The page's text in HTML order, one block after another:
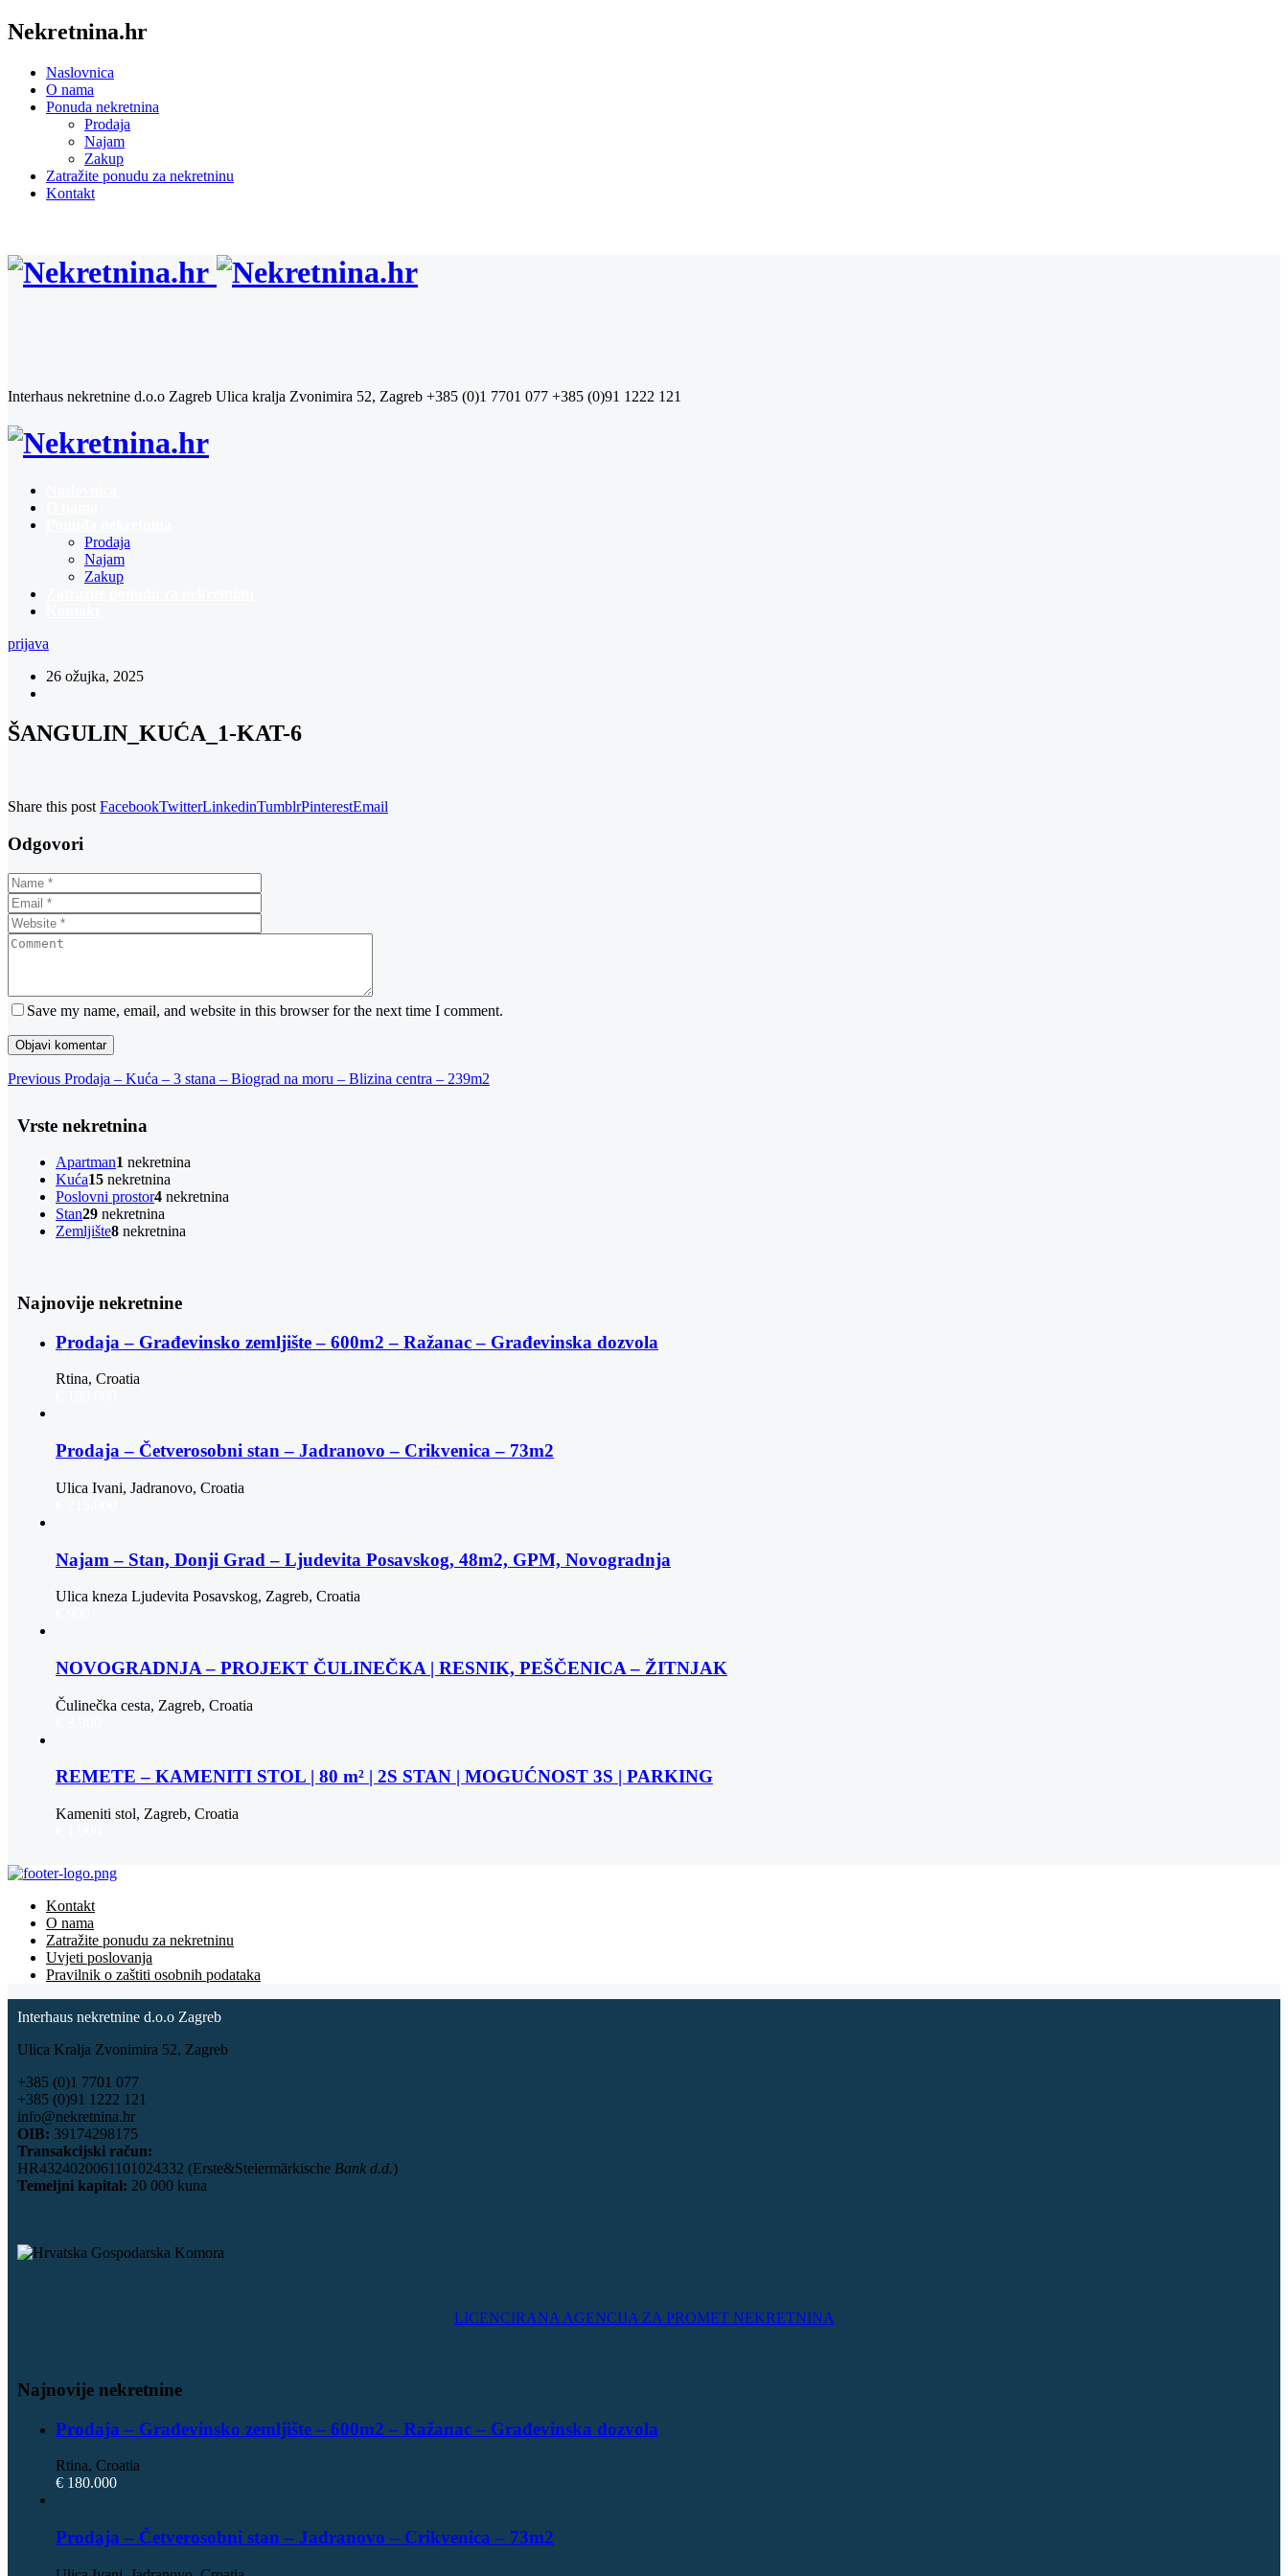
Nekretnina.hr
Naslovnica
O nama
Ponuda nekretnina
Prodaja
Najam
Zakup
Zatražite ponudu za nekretninu
Kontakt
Interhaus nekretnine d.o.o Zagreb Ulica kralja Zvonimira 52, Zagreb +385 (0)1 7701 077 +385 (0)91 1222 121
Prodaja
Najam
Zakup
prijava
26 ožujka, 2025
ŠANGULIN_KUĆA_1-KAT-6
Share this post FacebookTwitterLinkedinTumblrPinterestEmail
Odgovori
Save my name, email, and website in this browser for the next time I comment.
Navigacija
Previous
Previous Prodaja – Kuća – 3 stana – Biograd na moru – Blizina centra – 239m2
Vrste nekretnina
Apartman1 nekretnina
Kuća15 nekretnina
Poslovni prostor4 nekretnina
Stan29 nekretnina
Zemljište8 nekretnina
Najnovije nekretnine
Prodaja – Građevinsko zemljište – 600m2 – Ražanac – Građevinska dozvola
Rtina, Croatia
Prodaja – Četverosobni stan – Jadranovo – Crikvenica – 73m2
Ulica Ivani, Jadranovo, Croatia
Najam – Stan, Donji Grad – Ljudevita Posavskog, 48m2, GPM, Novogradnja
Ulica kneza Ljudevita Posavskog, Zagreb, Croatia
NOVOGRADNJA – PROJEKT ČULINEČKA | RESNIK, PEŠČENICA – ŽITNJAK
Čulinečka cesta, Zagreb, Croatia
REMETE – KAMENITI STOL | 80 m² | 2S STAN | MOGUĆNOST 3S | PARKING
Kameniti stol, Zagreb, Croatia
Kontakt
O nama
Zatražite ponudu za nekretninu
Uvjeti poslovanja
Pravilnik o zaštiti osobnih podataka
Interhaus nekretnine d.o.o Zagreb
Ulica Kralja Zvonimira 52, Zagreb
+385 (0)1 7701 077
+385 (0)91 1222 121
info@nekretnina.hr
OIB: 39174298175
Transakcijski račun:
HR4324020061101024332 (Erste&Steiermärkische Bank d.d.)
Temeljni kapital: 20 000 kuna
LICENCIRANA AGENCIJA ZA PROMET NEKRETNINA
Najnovije nekretnine
Prodaja – Građevinsko zemljište – 600m2 – Ražanac – Građevinska dozvola
Rtina, Croatia
€ 180.000
Prodaja – Četverosobni stan – Jadranovo – Crikvenica – 73m2